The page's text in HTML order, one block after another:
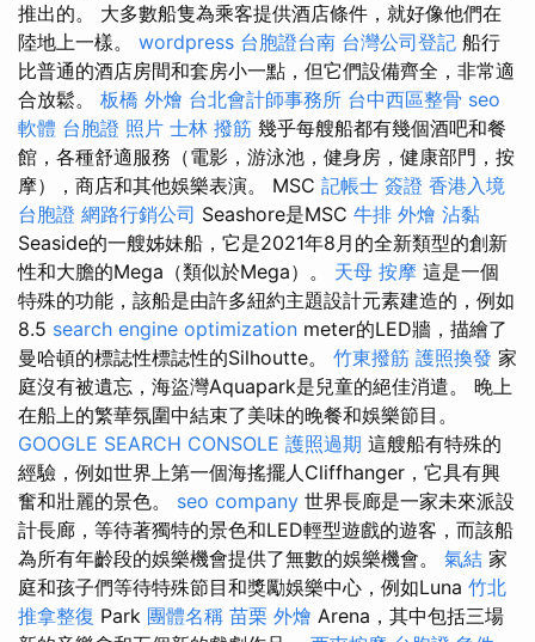
推出的。 大多數船隻為乘客提供酒店條件，就好像他們在
陸地上一樣。 wordpress 台胞證台南 台灣公司登記 船行
比普通的酒店房間和套房小一點，但它們設備齊全，非常適
合放鬆。 板橋 外燴 台北會計師事務所 台中西區整骨 seo
軟體 台胞證 照片 士林 撥筋 幾乎每艘船都有幾個酒吧和餐
館，各種舒適服務（電影，游泳池，健身房，健康部門，按
摩），商店和其他娛樂表演。 MSC 記帳士 簽證 香港入境
台胞證 網路行銷公司 Seashore是MSC 牛排 外燴 沾黏
Seaside的一艘姊妹船，它是2021年8月的全新類型的創新
性和大膽的Mega（類似於Mega）。 天母 按摩 這是一個
特殊的功能，該船是由許多紐約主題設計元素建造的，例如
8.5 search engine optimization meter的LED牆，描繪了
曼哈頓的標誌性標誌性的Silhoutte。 竹東撥筋 護照換發 家
庭沒有被遺忘，海盜灣Aquapark是兒童的絕佳消遣。 晚上
在船上的繁華氛圍中結束了美味的晚餐和娛樂節目。
GOOGLE SEARCH CONSOLE 護照過期 這艘船有特殊的
經驗，例如世界上第一個海搖擺人Cliffhanger，它具有興
奮和壯麗的景色。 seo company 世界長廊是一家未來派設
計長廊，等待著獨特的景色和LED輕型遊戲的遊客，而該船
為所有年齡段的娛樂機會提供了無數的娛樂機會。 氣結 家
庭和孩子們等待特殊節目和獎勵娛樂中心，例如Luna 竹北
推拿整復 Park 團體名稱 苗栗 外燴 Arena，其中包括三場